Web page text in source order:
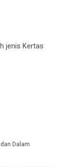
jenis Kertas
Dalam